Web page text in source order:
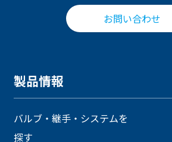
お問い合わせ
製品情報
バルブ・継手・システムを
探す